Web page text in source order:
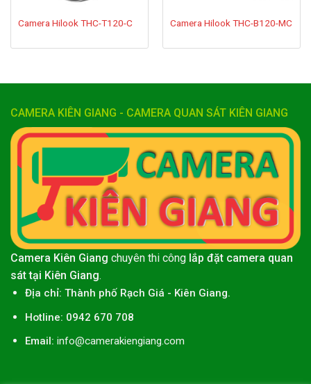
Camera Hilook THC-T120-C Camera Hilook THC-B120-MC
CAMERA KIÊN GIANG - CAMERA QUAN SÁT KIÊN GIANG
Camera Kiên Giang chuyên thi công lắp đặt camera quan
sát tại Kiên Giang.
Địa chỉ: Thành phố Rạch Giá - Kiên Giang.
Hotline: 0942 670 708
Email: info@camerakiengiang.com